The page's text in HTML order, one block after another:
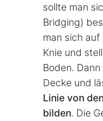
sollte man
Bridging)
man sich
Knie und
Boden.
Decke und
Linie von
bilden. Die